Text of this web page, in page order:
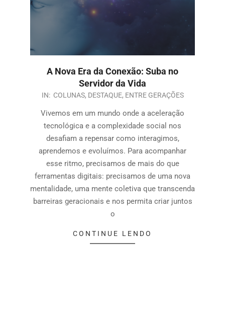
A Nova Era da Conexão: Suba no
Servidor da Vida
IN: COLUNAS, DESTAQUE, ENTRE GERAÇÕES
Vivemos em um mundo onde a aceleração
tecnológica e a complexidade social nos
desafiam a repensar como interagimos,
aprendemos e evoluímos. Para acompanhar
esse ritmo, precisamos de mais do que
ferramentas digitais: precisamos de uma nova
mentalidade, uma mente coletiva que transcenda
barreiras geracionais e nos permita criar juntos
o
CONTINUE LENDO